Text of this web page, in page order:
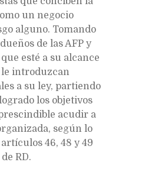
un negocio
alguno. Tomando
de las AFP y
esté a su alcance
introduzcan
a su ley, partiendo
los objetivos
acudir a
según lo
46, 48 y 49
RD.